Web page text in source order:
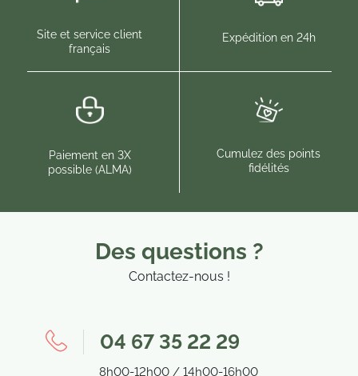
Site et service client
français
Expédition en 24h
Paiement en 3X
possible (ALMA)
Cumulez des points
fidélités
Des questions ?
Contactez-nous !
04 67 35 22 29
8h00-12h00 / 14h00-16h00